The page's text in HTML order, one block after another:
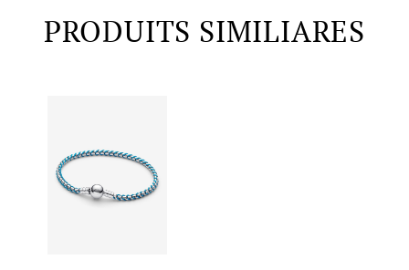
PRODUITS SIMILIARES